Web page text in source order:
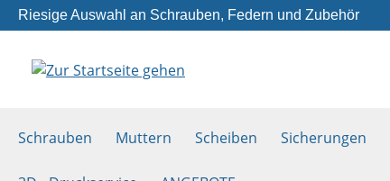
Hauptinhalt springen
Zur Suche springen
Zur Hauptnavigation springen
Riesige Auswahl an Schrauben, Federn und Zubehör
Schrauben Muttern Scheiben Sicherungen